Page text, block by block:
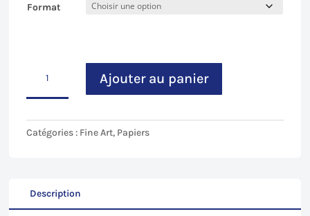
Format
Hahnemühle
Photo
100
%
Ajouter au panier
Catégories : Fine Art, Papiers
Description